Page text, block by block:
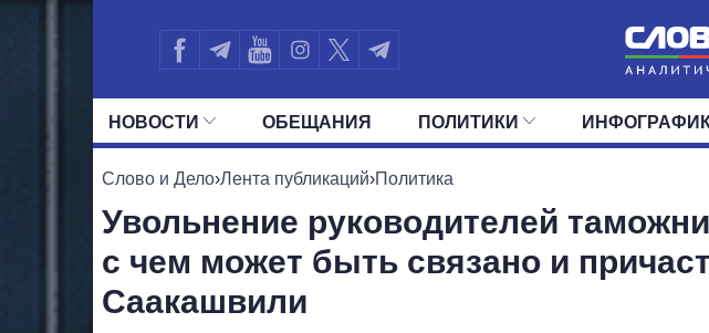
НОВОСТИ
ПОЛИТИКА
ОБЕЩАНИЯ ПОЛИТИКИ
ВСЕ ПОЛИТИКИ ПРЕЗИДЕНТ И ОФИС
ДЕПУТАТЫ
Слово и Дело›Лента публикаций›Политика
Увольнение руководителей
с чем может быть связано и
Саакашвили